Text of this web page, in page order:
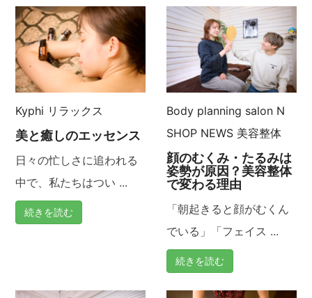
ビ
ゲ
ー
シ
ョ
ン
Kyphi リラックス
美と癒しのエッセンス
日々の忙しさに追われる
中で、私たちはつい ...
続きを読む
Body planning salon N
SHOP NEWS 美容整体
顔のむくみ・たるみは
姿勢が原因？美容整体
で変わる理由
「朝起きると顔がむくん
でいる」「フェイス ...
続きを読む